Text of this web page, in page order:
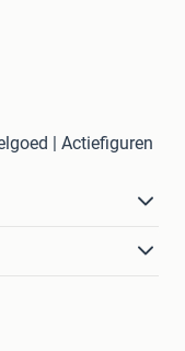
| Actiefiguren